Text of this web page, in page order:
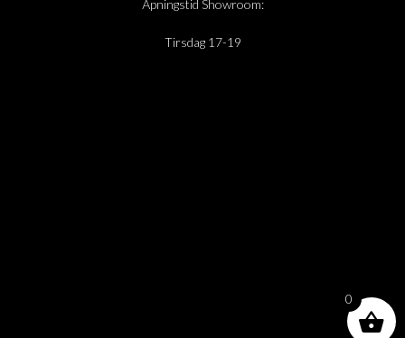
Åpningstid Showroom:
Tirsdag 17-19
0